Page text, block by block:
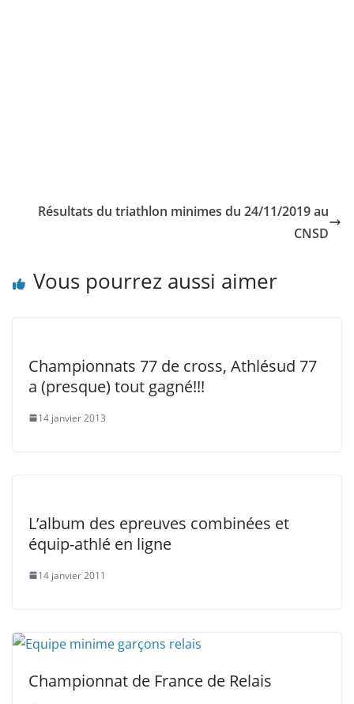
Résultats du triathlon minimes du 24/11/2019 au
CNSD
Vous pourrez aussi aimer
Championnats 77 de cross, Athlésud 77
a (presque) tout gagné!!!
14 janvier 2013
L’album des epreuves combinées et
équip-athlé en ligne
14 janvier 2011
Championnat de France de Relais